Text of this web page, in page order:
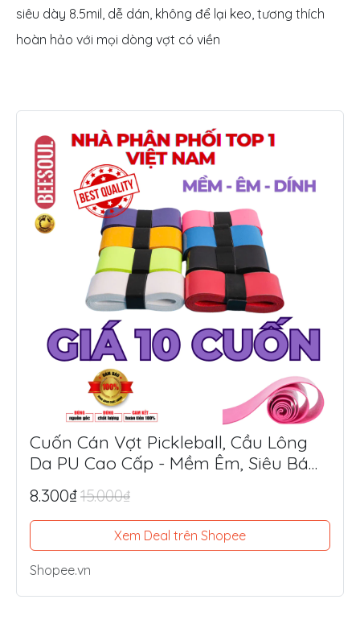
siêu dày 8.5mil, dễ dán, không để lại keo, tương thích
hoàn hảo với mọi dòng vợt có viền
Cuốn Cán Vợt Pickleball, Cầu Lông
Da PU Cao Cấp - Mềm Êm, Siêu Bám
Tay, Chống Trượt Tối Ưu
8.300₫15.000₫
Xem Deal trên Shopee
Shopee.vn